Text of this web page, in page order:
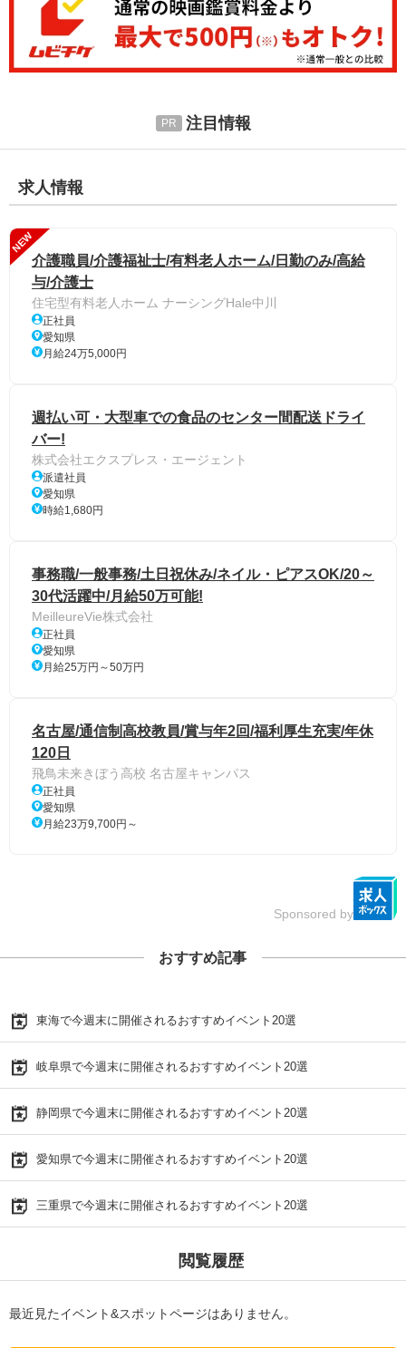
注目情報
求人情報
NEW
介護職員/介護福祉士/有料老人ホーム/日勤のみ/高給
与/介護士
住宅型有料老人ホーム ナーシングHale中川
正社員
愛知県
月給24万5,000円
週払い可・大型車での食品のセンター間配送ドライ
バー!
株式会社エクスプレス・エージェント
派遣社員
愛知県
時給1,680円
事務職/一般事務/土日祝休み/ネイル・ピアスOK/20～
30代活躍中/月給50万可能!
MeilleureVie株式会社
正社員
愛知県
月給25万円～50万円
名古屋/通信制高校教員/賞与年2回/福利厚生充実/年休
120日
飛鳥未来きぼう高校 名古屋キャンパス
正社員
愛知県
月給23万9,700円～
Sponsored by
おすすめ記事
東海で今週末に開催されるおすすめイベント20選
岐阜県で今週末に開催されるおすすめイベント20選
静岡県で今週末に開催されるおすすめイベント20選
愛知県で今週末に開催されるおすすめイベント20選
三重県で今週末に開催されるおすすめイベント20選
閲覧履歴
最近見たイベント&スポットページはありません。